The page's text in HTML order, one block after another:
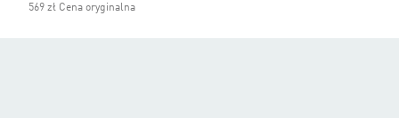
569 zł Cena oryginalna